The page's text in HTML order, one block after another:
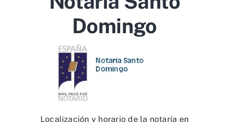
Domingo
Localización y horario de la notaría en